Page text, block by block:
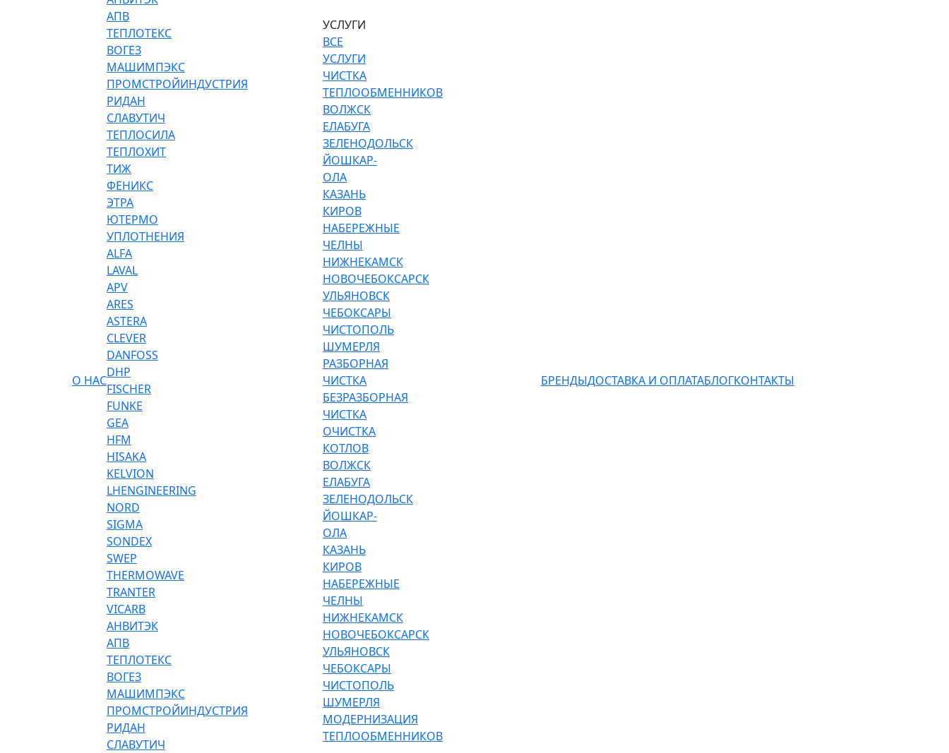
О НАС
АПВ
ТЕПЛОТЕКС
ВОГЕЗ
МАШИМПЭКС
ПРОМСТРОЙИНДУСТРИЯ
РИДАН
СЛАВУТИЧ
ТЕПЛОСИЛА
ТЕПЛОХИТ
ТИЖ
ФЕНИКС
ЭТРА
ЮТЕРМО
УПЛОТНЕНИЯ
ALFA
LAVAL
APV
ARES
ASTERA
CLEVER
DANFOSS
DHP
FISCHER
FUNKE
GEA
HFM
HISAKA
KELVION
LHENGINEERING
NORD
SIGMA
SONDEX
SWEP
THERMOWAVE
TRANTER
VICARB
АНВИТЭК
АПВ
ТЕПЛОТЕКС
ВОГЕЗ
МАШИМПЭКС
ПРОМСТРОЙИНДУСТРИЯ
РИДАН
СЛАВУТИЧ
УСЛУГИ
ВСЕ
УСЛУГИ
ЧИСТКА
ТЕПЛООБМЕННИКОВ
ВОЛЖСК
ЕЛАБУГА
ЗЕЛЕНОДОЛЬСК
ЙОШКАР-
ОЛА
КАЗАНЬ
КИРОВ
НАБЕРЕЖНЫЕ
ЧЕЛНЫ
НИЖНЕКАМСК
НОВОЧЕБОКСАРСК
УЛЬЯНОВСК
ЧЕБОКСАРЫ
ЧИСТОПОЛЬ
ШУМЕРЛЯ
РАЗБОРНАЯ
ЧИСТКА
БЕЗРАЗБОРНАЯ
ЧИСТКА
ОЧИСТКА
КОТЛОВ
ВОЛЖСК
ЕЛАБУГА
ЗЕЛЕНОДОЛЬСК
ЙОШКАР-
ОЛА
КАЗАНЬ
КИРОВ
НАБЕРЕЖНЫЕ
ЧЕЛНЫ
НИЖНЕКАМСК
НОВОЧЕБОКСАРСК
УЛЬЯНОВСК
ЧЕБОКСАРЫ
ЧИСТОПОЛЬ
ШУМЕРЛЯ
МОДЕРНИЗАЦИЯ
ТЕПЛООБМЕННИКОВ
БРЕНДЫДОСТАВКА И ОПЛАТАБЛОГКОНТАКТЫ